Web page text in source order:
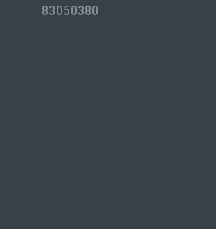
83050380